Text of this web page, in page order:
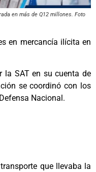
en más de Q12 millones. Foto
en mercancía ilícita en
la SAT en su cuenta de
se coordinó con los
Nacional.
que llevaba la